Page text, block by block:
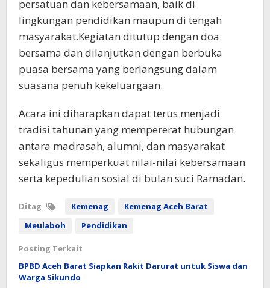
persatuan dan kebersamaan, baik di
lingkungan pendidikan maupun di tengah
masyarakat.Kegiatan ditutup dengan doa
bersama dan dilanjutkan dengan berbuka
puasa bersama yang berlangsung dalam
suasana penuh kekeluargaan.
Acara ini diharapkan dapat terus menjadi
tradisi tahunan yang mempererat hubungan
antara madrasah, alumni, dan masyarakat
sekaligus memperkuat nilai-nilai kebersamaan
serta kepedulian sosial di bulan suci Ramadan.
Ditag Kemenag
Kemenag Aceh Barat
Meulaboh
Pendidikan
Posting Terkait
BPBD Aceh Barat Siapkan Rakit Darurat untuk Siswa dan
Warga Sikundo